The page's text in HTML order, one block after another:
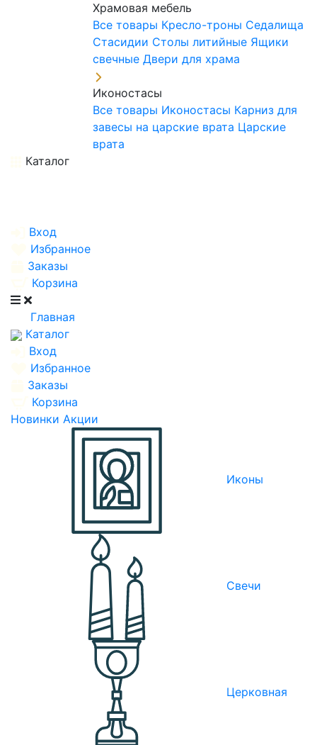
Храмовая мебель
Все товары Кресло-троны Седалища
Стасидии Столы литийные Ящики
свечные Двери для храма
Иконостасы
Все товары Иконостасы Карниз для
завесы на царские врата Царские
врата
Каталог
Вход
Избранное
Заказы
Корзина
Главная
Каталог
Вход
Избранное
Заказы
Корзина
Новинки Акции
Иконы
Свечи
Церковная